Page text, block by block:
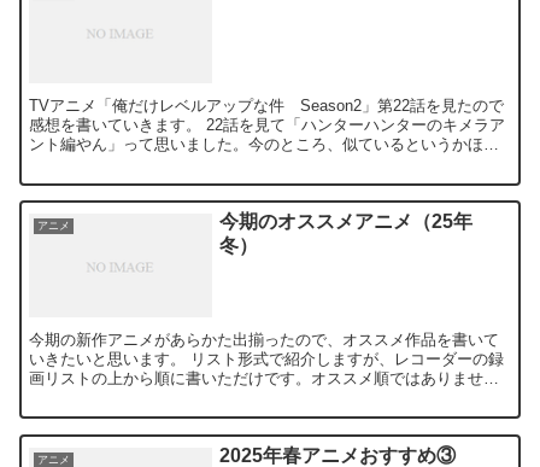
TVアニメ「俺だけレベルアップな件 Season2」第22話を見たので
感想を書いていきます。 22話を見て「ハンターハンターのキメラア
ント編やん」って思いました。今のところ、似ているというかほと
アニメ
今期のオススメアニメ（25年
冬）
今期の新作アニメがあらかた出揃ったので、オススメ作品を書いて
いきたいと思います。 リスト形式で紹介しますが、レコーダーの録
画リストの上から順に書いただけです。オススメ順ではありませ
アニメ 2025年春アニメおすすめ③